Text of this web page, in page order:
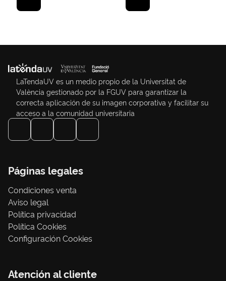
LaTendaUV es un medio propio de la Universitat de
València gestionado por la FGUV para garantizar la
correcta aplicación de su imagen corporativa y facilitar su
acceso a la comunidad universitaria
Páginas legales
Condiciones venta
Aviso legal
Política privacidad
Política Cookies
Configuración Cookies
Atención al cliente